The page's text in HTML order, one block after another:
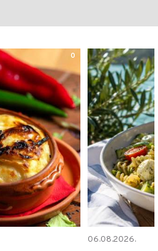
0
06.08.2026.